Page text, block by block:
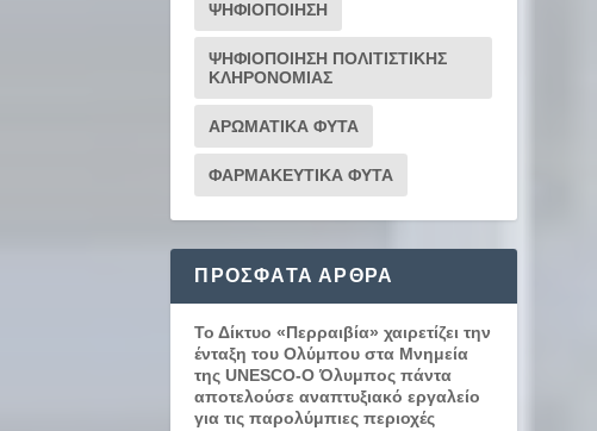
ΨΗΦΙΟΠΟΙΗΣΗ
ΨΗΦΙΟΠΟΙΗΣΗ ΠΟΛΙΤΙΣΤΙΚΗΣ
ΚΛΗΡΟΝΟΜΙΑΣ
ΑΡΩΜΑΤΙΚΑ ΦΥΤΑ
ΦΑΡΜΑΚΕΥΤΙΚΑ ΦΥΤΑ
ΠΡΌΣΦΑΤΑ ΆΡΘΡΑ
Το Δίκτυο «Περραιβία» χαιρετίζει την
ένταξη του Ολύμπου στα Μνημεία
της UNESCO-Ο Όλυμπος πάντα
αποτελούσε αναπτυξιακό εργαλείο
για τις παρολύμπιες περιοχές